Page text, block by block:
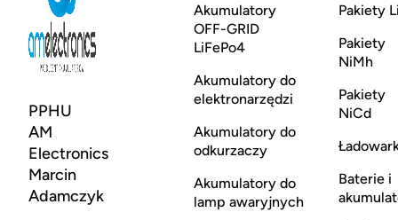
PPHU
AM
Electronics
Marcin
Adamczyk
Akumulatory
OFF-GRID
LiFePo4
Akumulatory do
elektronarzędzi
Akumulatory do
odkurzaczy
Akumulatory do
lamp awaryjnych
Pakiety
Pakiety
NiMh
Pakiety
NiCd
Baterie i